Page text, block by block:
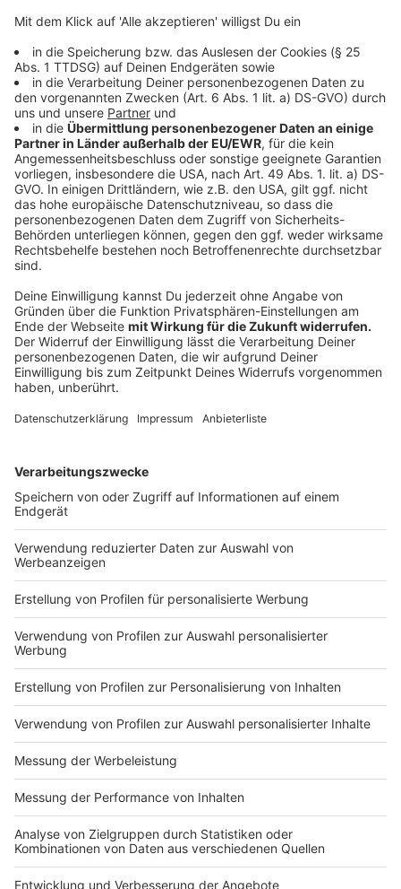
Feiertage gesprochen. Da sich Sammelbesuche von
Familienmitgliedern hier aufgrund der Pandemielage
und weiterhin steigender Infektionszahlen zu einem
Risikofaktor entwickeln könnten, bittet die Stadt
Münster ihre Bürger/-innen um Abwägung, ob ein
Besuch nicht auch erst im neuen Jahr möglich und
sinnvoll ist. Bekanntlich gehören Bewohner/-innen der
genannten Einrichtungen zu den bei der Impfung
priorisierten Bevölkerungsgruppen.
Anzeige
Fragen zu Corona?
Anzeige
Wer Fragen zu Corona hat, wendet sich bitte
51/4 92-10 77. Da derzeit eine hohe
möglich sind, werden Fragen auch via
beantwortet.
Anzeige
Weitere Infos rund ums Thema Corona gibt es
Dort sind auch aktuelle Allgemeinverfügungen, die
Coronaschutzverordnung und die Inzidenzwerte des
LZG hinterlegt.
Anzeige
Anzeige